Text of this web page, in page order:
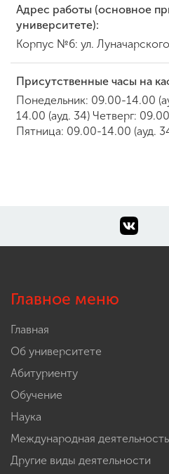
Адрес работы (основное
университете):
Корпус №6: ул.
Присутственные часы на
Понедельник: 09.00-14.00
14.00 (ауд. 34) Четверг:
Пятница: 09.00-14.00 (ауд.
Главное меню
Главная
Об университете
Абитуриенту
Обучение
Наука
Международная деятельность
Другие виды деятельности